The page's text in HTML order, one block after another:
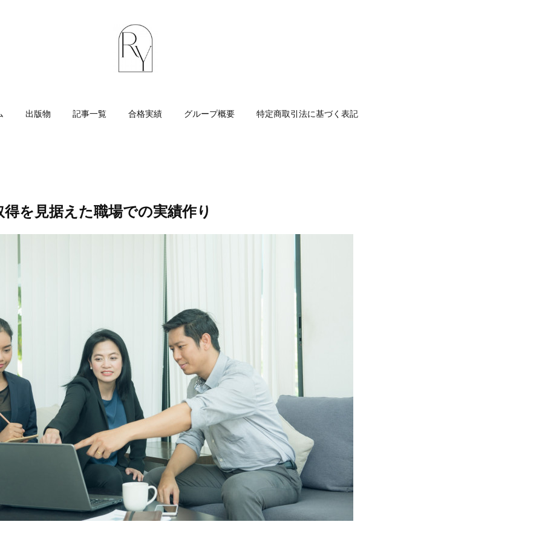
出版物 記事一覧 合格実績 グループ概要 特定商取引法に基づく表記
を見据えた職場での実績作り